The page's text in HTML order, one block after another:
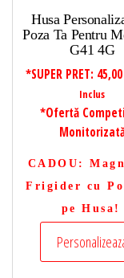
Husa
Poza Ta Pentru
G41 4G
*SUPER PRET: 45,00
Inclus
*Ofertă
CADOU :
Frigider cu
pe Husa!